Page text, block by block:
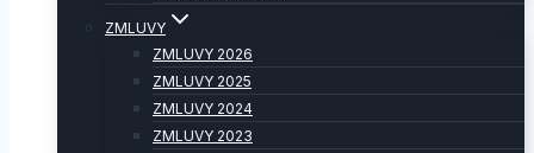
ZMLUVY
ZMLUVY 2026
ZMLUVY 2025
ZMLUVY 2024
ZMLUVY 2023